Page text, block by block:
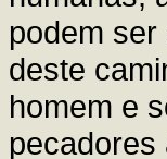
podem
deste
homem e
pecadores